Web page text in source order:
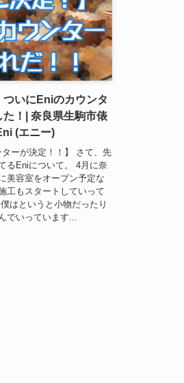
いにEniのカウンタ
た！| 奈良県生駒市俵
(エニー)
ターが決定！！】 さて、先
るEniについて。 4月に奈
美容室をオープン予定な
工もスタートしていって
はというと小物だったり
でいっています...